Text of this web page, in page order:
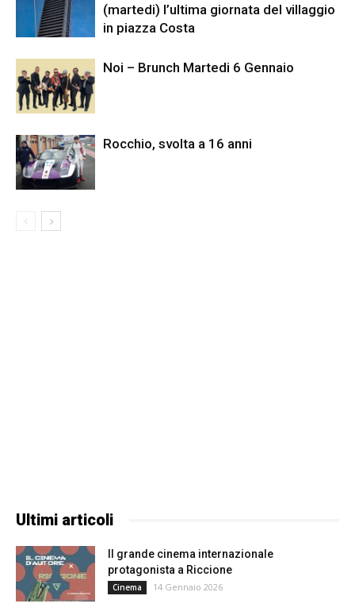
(martedi) l’ultima giornata del villaggio
in piazza Costa
Noi – Brunch Martedi 6 Gennaio
Rocchio, svolta a 16 anni
Ultimi articoli
Il grande cinema internazionale
protagonista a Riccione
Cinema 14 Gennaio 2026